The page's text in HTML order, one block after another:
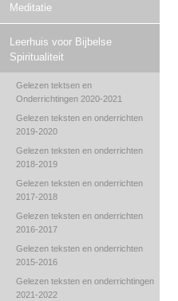
Meditatie
Leerhuis voor Bijbelse
Spiritualiteit
Gelezen tektsen en
Onderrichtingen 2020-2021
Gelezen teksten en onderrichten
2019-2020
Gelezen teksten en onderrichten
2018-2019
Gelezen teksten en onderrichten
2017-2018
Gelezen teksten en onderrichten
2016-2017
Gelezen teksten en onderrichten
2015-2016
Gelezen teksten en onderrichtingen
2021-2022